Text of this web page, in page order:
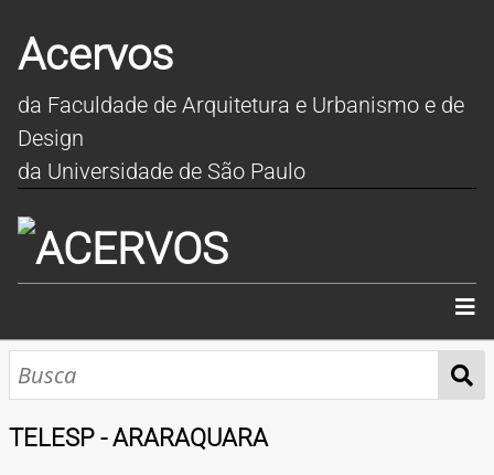
Acervos
da Faculdade de Arquitetura e Urbanismo e de
Design
da Universidade de São Paulo
INÍCIO
TELESP - ARARAQUARA